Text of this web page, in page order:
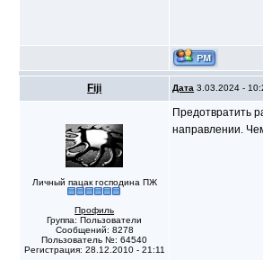
Fiji Дата 3.03.2024 -
Личный пацак господина ПЖ
Профиль
Группа: Пользователи
Сообщений: 8278
Пользователь №: 64540
Регистрация: 28.12.2010 - 21:11
Предотвратить
направлении.